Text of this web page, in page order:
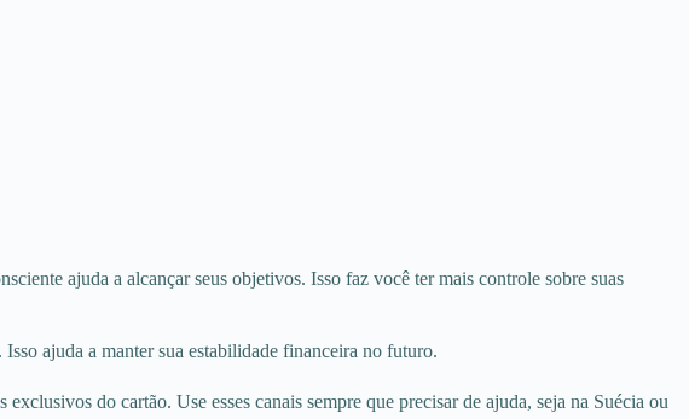
ajuda a alcançar seus objetivos. Isso faz você ter mais controle sobre suas
ajuda a manter sua estabilidade financeira no futuro.
do cartão. Use esses canais sempre que precisar de ajuda, seja na Suécia ou